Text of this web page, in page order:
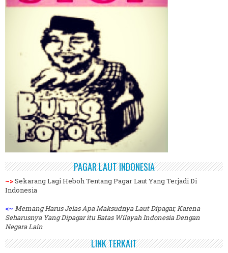
PAGAR LAUT INDONESIA
~>Sekarang Lagi Heboh Tentang Pagar Laut Yang Terjadi Di
Indonesia
<~ Memang Harus Jelas Apa Maksudnya Laut Dipagar, Karena
Seharusnya Yang Dipagar itu Batas Wilayah Indonesia Dengan
Negara Lain
LINK TERKAIT